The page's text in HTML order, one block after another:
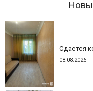
Сдается
08.08.2026